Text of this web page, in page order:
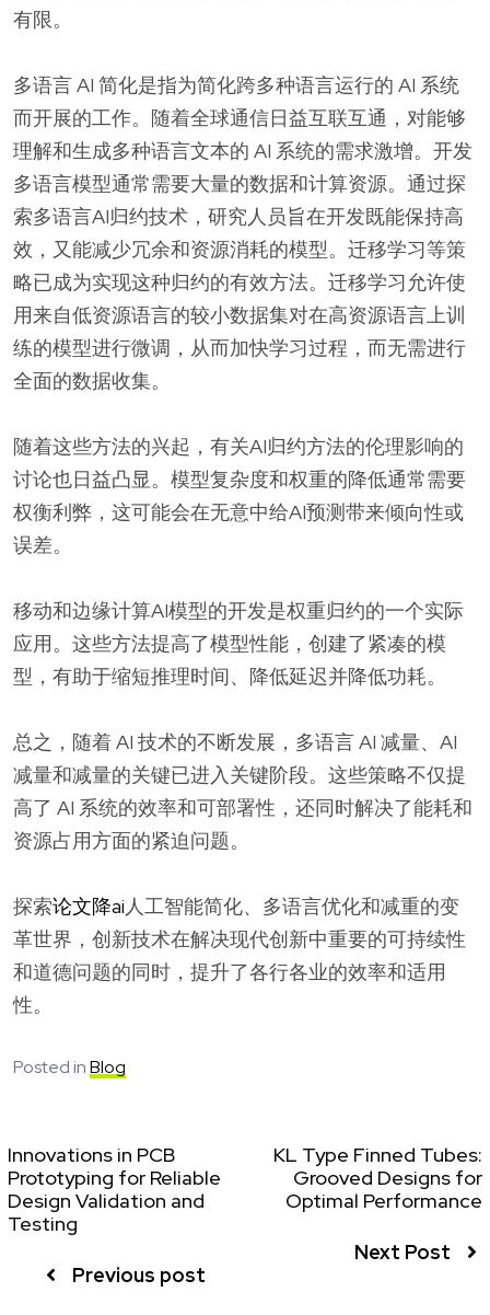
有限。
多语言 AI ​​简化是指为简化跨多种语言运行的 AI 系统
而开展的工作。随着全球通信日益互联互通，对能够
理解和生成多种语言文本的 AI 系统的需求激增。开发
多语言模型通常需要大量的数据和计算资源。通过探
索多语言AI归约技术，研究人员旨在开发既能保持高
效，又能减少冗余和资源消耗的模型。迁移学习等策
略已成为实现这种归约的有效方法。迁移学习允许使
用来自低资源语言的较小数据集对在高资源语言上训
练的模型进行微调，从而加快学习过程，而无需进行
全面的数据收集。
随着这些方法的兴起，有关AI归约方法的伦理影响的
讨论也日益凸显。模型复杂度和权重的降低通常需要
权衡利弊，这可能会在无意中给AI预测带来倾向性或
误差。
移动和边缘计算AI模型的开发是权重归约的一个实际
应用。这些方法提高了模型性能，创建了紧凑的模
型，有助于缩短推理时间、降低延迟并降低功耗。
总之，随着 AI 技术的不断发展，多语言 AI ​​减量、AI
减量和减量的关键已进入关键阶段。这些策略不仅提
高了 AI 系统的效率和可部署性，还同时解决了能耗和
资源占用方面的紧迫问题。
探索论文降ai人工智能简化、多语言优化和减重的变
革世界，创新技术在解决现代创新中重要的可持续性
和道德问题的同时，提升了各行各业的效率和适用
性。
Posted inBlog
Innovations in PCB
Prototyping for Reliable
Design Validation and
Testing
Previous post
KL Type Finned Tubes:
Grooved Designs for
Optimal Performance
Next Post